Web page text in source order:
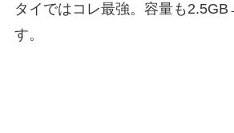
タイではコレ最強。容量も
す。